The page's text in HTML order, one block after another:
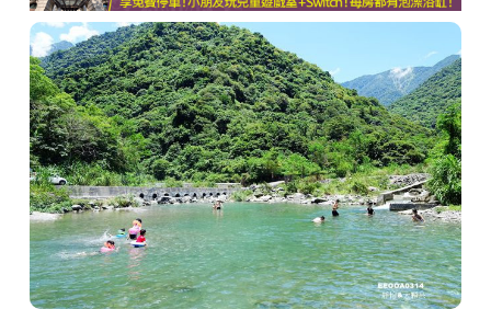
推薦景點
討論區
聯絡我們
APP下載